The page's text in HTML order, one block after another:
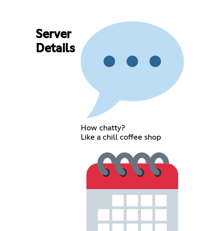
Server
Details
How chatty?
Like a chill coffee shop